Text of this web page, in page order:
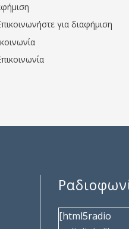
για διαφήμιση
[html5radio